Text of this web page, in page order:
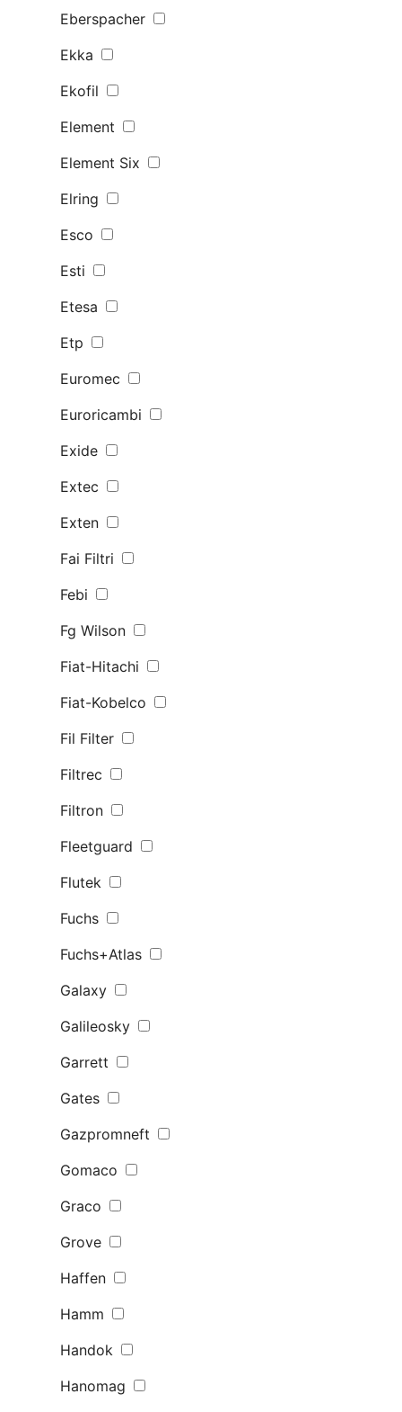
Eberspacher
Ekka
Ekofil
Element
Element Six
Elring
Esco
Esti
Etesa
Etp
Euromec
Euroricambi
Exide
Extec
Exten
Fai Filtri
Febi
Fg Wilson
Fiat-Hitachi
Fiat-Kobelco
Fil Filter
Filtrec
Filtron
Fleetguard
Flutek
Fuchs
Fuchs+Atlas
Galaxy
Galileosky
Garrett
Gates
Gazpromneft
Gomaco
Graco
Grove
Haffen
Hamm
Handok
Hanomag